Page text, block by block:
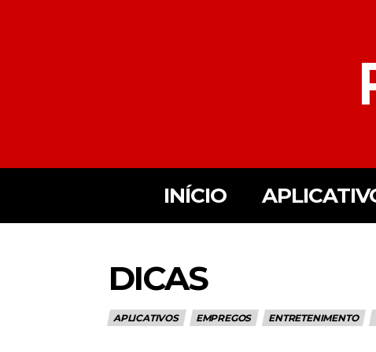
INÍCIO
DICAS
APLICATIVOS EMPREGOS ENTRETENIMENTO